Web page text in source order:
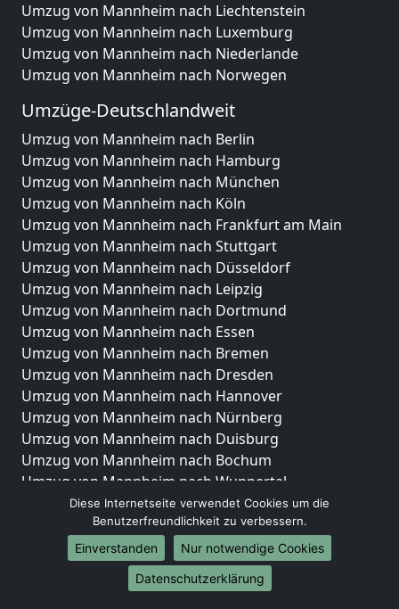
Umzug von Mannheim nach Liechtenstein
Umzug von Mannheim nach Luxemburg
Umzug von Mannheim nach Niederlande
Umzug von Mannheim nach Norwegen
Umzüge-Deutschlandweit
Umzug von Mannheim nach Berlin
Umzug von Mannheim nach Hamburg
Umzug von Mannheim nach München
Umzug von Mannheim nach Köln
Umzug von Mannheim nach Frankfurt am Main
Umzug von Mannheim nach Stuttgart
Umzug von Mannheim nach Düsseldorf
Umzug von Mannheim nach Leipzig
Umzug von Mannheim nach Dortmund
Umzug von Mannheim nach Essen
Umzug von Mannheim nach Bremen
Umzug von Mannheim nach Dresden
Umzug von Mannheim nach Hannover
Umzug von Mannheim nach Nürnberg
Umzug von Mannheim nach Duisburg
Umzug von Mannheim nach Bochum
Umzug von Mannheim nach Wuppertal
Umzug von Mannheim nach Bielefeld
Umzug von Mannheim nach Bonn
Umzug von Mannheim nach Münster
Internationale-Umzüge
Diese Internetseite verwendet Cookies um die
Benutzerfreundlichkeit zu verbessern.
Einverstanden
Nur notwendige Cookies
Datenschutzerklärung